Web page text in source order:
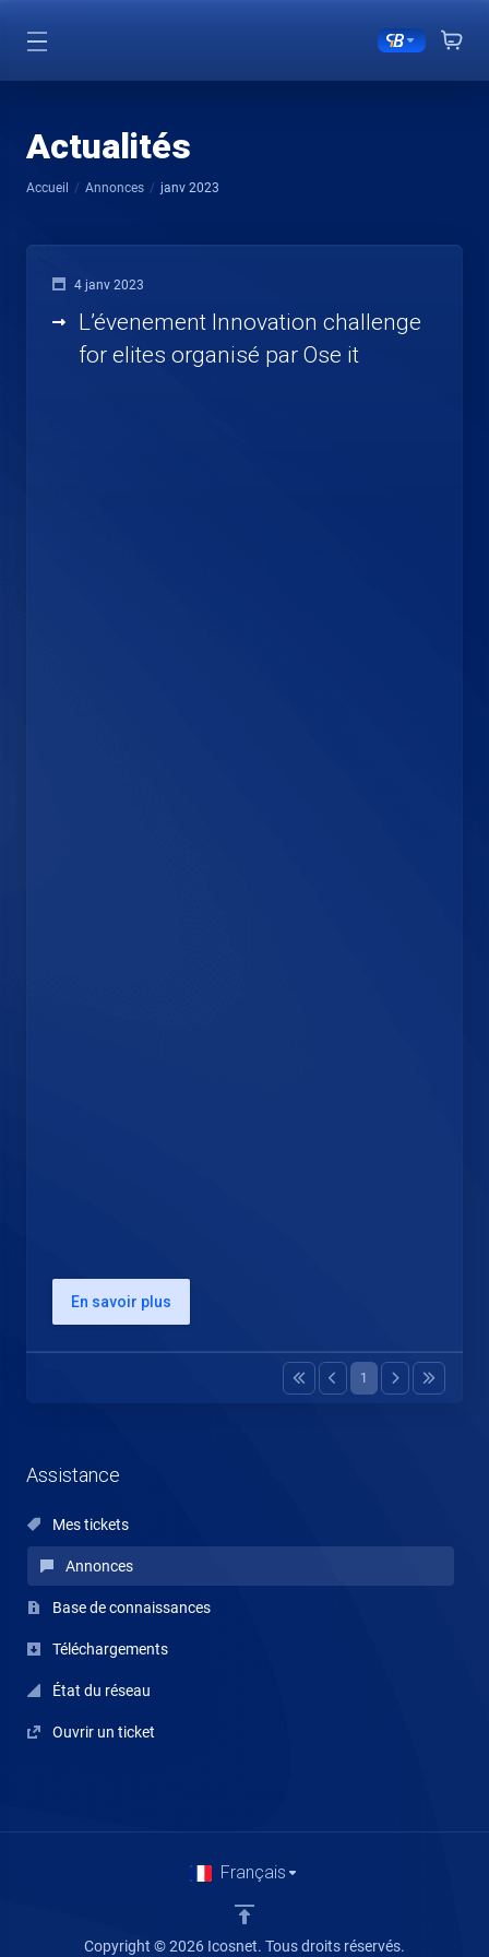
Actualités
Accueil Annonces janv 2023
Assistance
Mes tickets
Annonces
Base de connaissances
Téléchargements
État du réseau
Ouvrir un ticket
4 janv 2023
L’évenement Innovation challenge
for elites organisé par Ose it
En savoir plus
1
Copyright © 2026 Icosnet. Tous droits réservés.
Français